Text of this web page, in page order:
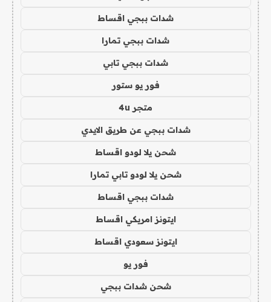
شدات ببجي اقساط
شدات ببجي تمارا
شدات ببجي تابي
فور يو ستور
متجر 4u
شدات ببجي عن طريق الايدي
شحن يلا لودو اقساط
شحن يلا لودو تابي تمارا
شدات ببجي اقساط
ايتونز امريكي اقساط
ايتونز سعودي اقساط
فور يو
شحن شدات ببجي